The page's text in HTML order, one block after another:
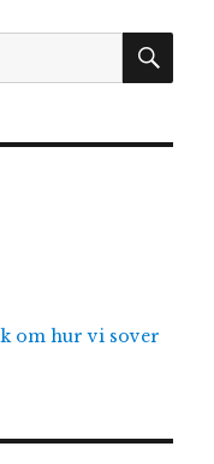
om hur vi sover